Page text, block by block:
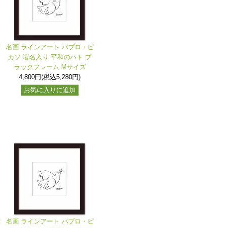
名画 ラインアート パブロ・ピ
カソ 署名入り 平和のハト ブ
ラックフレーム Mサイズ
4,800円(税込5,280円)
お気に入りに追加
名画 ラインアート パブロ・ピ